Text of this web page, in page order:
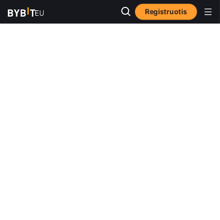
Registruotis